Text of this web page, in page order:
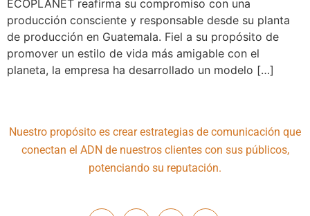
ECOPLANET reafirma su compromiso con una
producción consciente y responsable desde su planta
de producción en Guatemala. Fiel a su propósito de
promover un estilo de vida más amigable con el
planeta, la empresa ha desarrollado un modelo […]
Nuestro propósito es crear estrategias de comunicación que
conectan el ADN de nuestros clientes con sus públicos,
potenciando su reputación.